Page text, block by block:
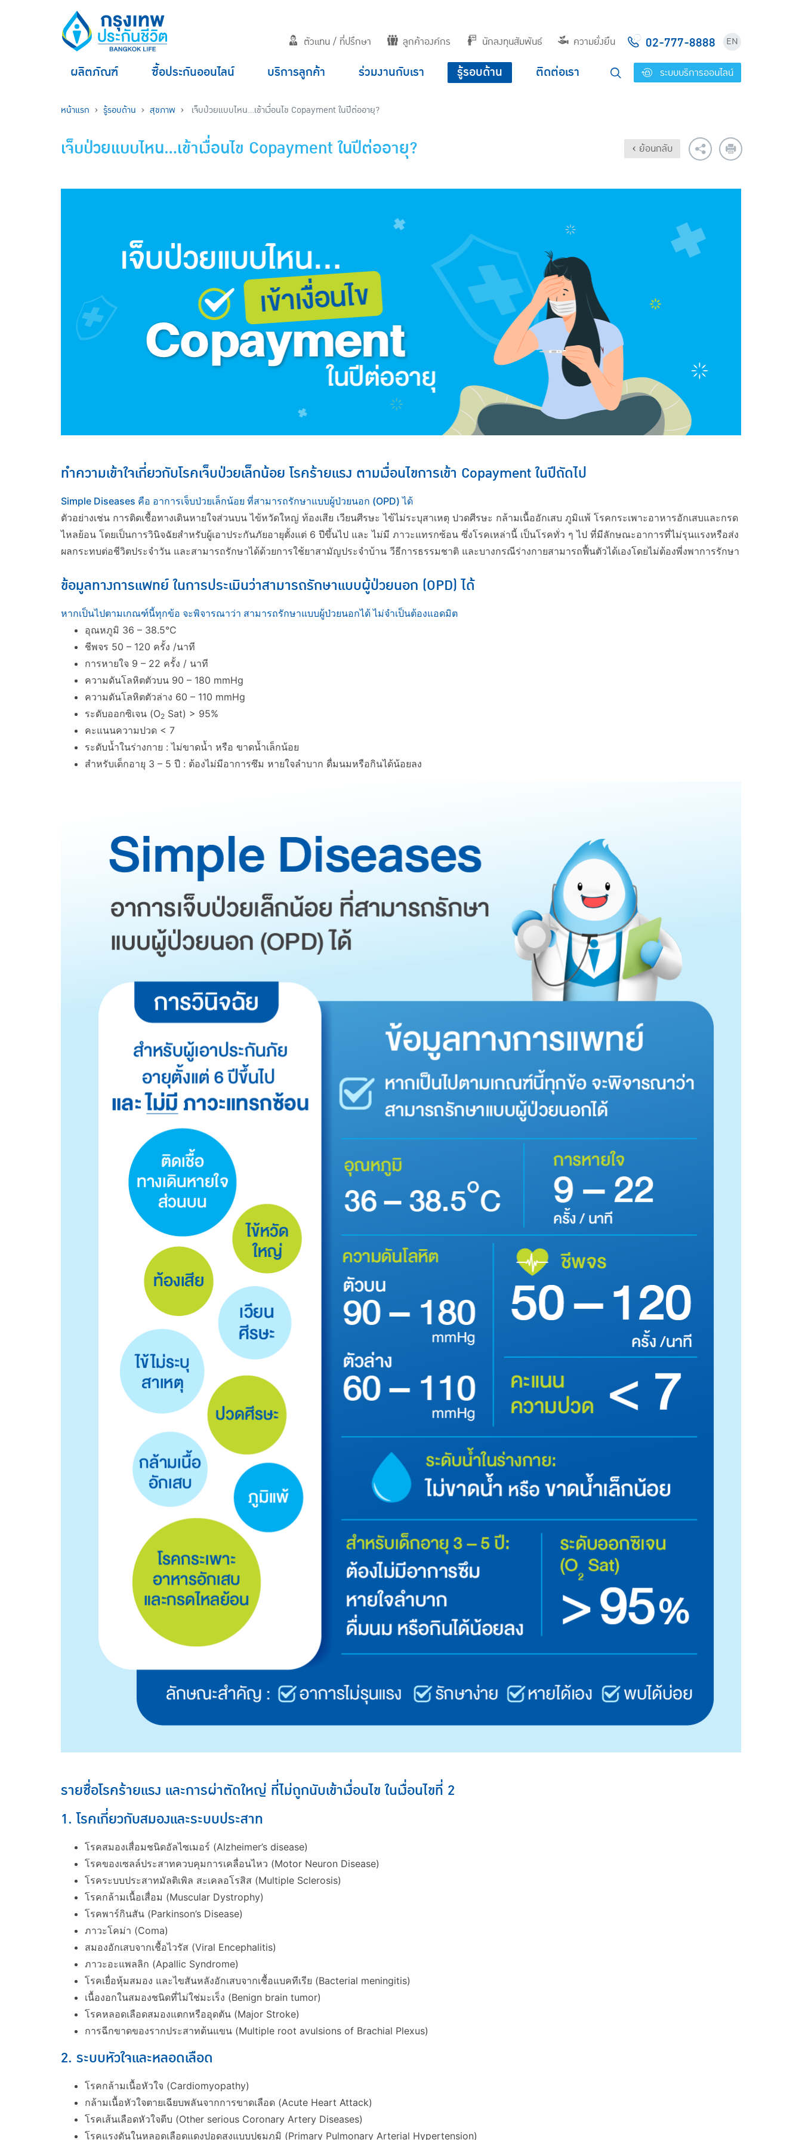
ตัวแทน / ที่ปรึกษา ลูกค้าองค์กร นักลงทุนสัมพันธ์ ความยั่งยืน 02-777-8888 EN
ผลิตภัณฑ์ ซื้อประกันออนไลน์ บริการลูกค้า ร่วมงานกับเรา รู้รอบด้าน ติดต่อเรา ระบบบริการออนไลน์
หน้าแรก รู้รอบด้าน สุขภาพ เจ็บป่วยแบบไหน…เข้าเงื่อนไข Copayment ในปีต่ออายุ?
เจ็บป่วยแบบไหน…เข้าเงื่อนไข Copayment ในปีต่ออายุ? ‹ ย้อนกลับ
ทำความเข้าใจเกี่ยวกับโรคเจ็บป่วยเล็กน้อย โรคร้ายแรง ตามเงื่อนไขการเข้า Copayment ในปีถัดไป
Simple Diseases คือ อาการเจ็บป่วยเล็กน้อย ที่สามารถรักษาแบบผู้ป่วยนอก (OPD) ได้
ตัวอย่างเช่น การติดเชื้อทางเดินหายใจส่วนบน ไข้หวัดใหญ่ ท้องเสีย เวียนศีรษะ ไข้ไม่ระบุสาเหตุ ปวดศีรษะ กล้ามเนื้ออักเสบ ภูมิแพ้ โรคกระเพาะอาหารอักเสบและกรด
ไหลย้อน โดยเป็นการวินิจฉัยสำหรับผู้เอาประกันภัยอายุตั้งแต่ 6 ปีขึ้นไป และ ไม่มี ภาวะแทรกซ้อน ซึ่งโรคเหล่านี้ เป็นโรคทั่ว ๆ ไป ที่มีลักษณะอาการที่ไม่รุนแรงหรือส่ง
ผลกระทบต่อชีวิตประจำวัน และสามารถรักษาได้ด้วยการใช้ยาสามัญประจำบ้าน วีธีการธรรมชาติ และบางกรณีร่างกายสามารถฟื้นตัวได้เองโดยไม่ต้องพี่งพาการรักษา
ข้อมูลทางการแพทย์ ในการประเมินว่าสามารถรักษาแบบผู้ป่วยนอก (OPD) ได้
หากเป็นไปตามเกณฑ์นี้ทุกข้อ จะพิจารณาว่า สามารถรักษาแบบผู้ป่วยนอกได้ ไม่จำเป็นต้องแอดมิต
อุณหภูมิ 36 – 38.5°C
ชีพจร 50 – 120 ครั้ง /นาที
การหายใจ 9 – 22 ครั้ง / นาที
ความดันโลหิตตัวบน 90 – 180 mmHg
ความดันโลหิตตัวล่าง 60 – 110 mmHg
ระดับออกซิเจน (O2 Sat) > 95%
คะแนนความปวด < 7
ระดับน้ำในร่างกาย : ไม่ขาดน้ำ หรือ ขาดน้ำเล็กน้อย
สำหรับเด็กอายุ 3 – 5 ปี : ต้องไม่มีอาการซึม หายใจลำบาก ดื่มนมหรือกินได้น้อยลง
รายชื่อโรคร้ายแรง และการผ่าตัดใหญ่ ที่ไม่ถูกนับเข้าเงื่อนไข ในเงื่อนไขที่ 2
1. โรคเกี่ยวกับสมองและระบบประสาท
โรคสมองเสื่อมชนิดอัลไซเมอร์ (Alzheimer’s disease)
โรคของเซลล์ประสาทควบคุมการเคลื่อนไหว (Motor Neuron Disease)
โรคระบบประสาทมัลติเพิล สะเคลอโรสิส (Multiple Sclerosis)
โรคกล้ามเนื้อเสื่อม (Muscular Dystrophy)
โรคพาร์กินสัน (Parkinson’s Disease)
ภาวะโคม่า (Coma)
สมองอักเสบจากเชื้อไวรัส (Viral Encephalitis)
ภาวะอะแพลลิก (Apallic Syndrome)
โรคเยื่อหุ้มสมอง และไขสันหลังอักเสบจากเชื้อแบคทีเรีย (Bacterial meningitis)
เนื้องอกในสมองชนิดที่ไม่ใช่มะเร็ง (Benign brain tumor)
โรคหลอดเลือดสมองแตกหรืออุดตัน (Major Stroke)
การฉีกขาดของรากประสาทต้นแขน (Multiple root avulsions of Brachial Plexus)
2. ระบบหัวใจและหลอดเลือด
โรคกล้ามเนื้อหัวใจ (Cardiomyopathy)
กล้ามเนื้อหัวใจตายเฉียบพลันจากการขาดเลือด (Acute Heart Attack)
โรคเส้นเลือดหัวใจตีบ (Other serious Coronary Artery Diseases)
โรคแรงดันในหลอดเลือดแดงปอดสูงแบบปฐมภูมิ (Primary Pulmonary Arterial Hypertension)